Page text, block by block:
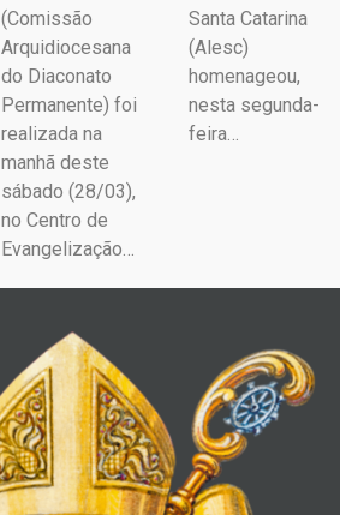
(Comissão
Arquidiocesana
do Diaconato
Permanente) foi
realizada na
manhã deste
sábado (28/03),
no Centro de
Evangelização…
Santa Catarina
(Alesc)
homenageou,
nesta segunda-
feira…